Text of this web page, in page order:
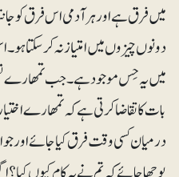
میں فرق ہے اور ہر آدمی اس فرق کو
دونوں چیزوں میں امتیاز نہ کرسکتا
میں یہ حِس موجود ہے۔ جب تمھارے
بات کا تقاضا کرتی ہے کہ تمھارے
درمیان کسی وقت فرق کیا جائے اور